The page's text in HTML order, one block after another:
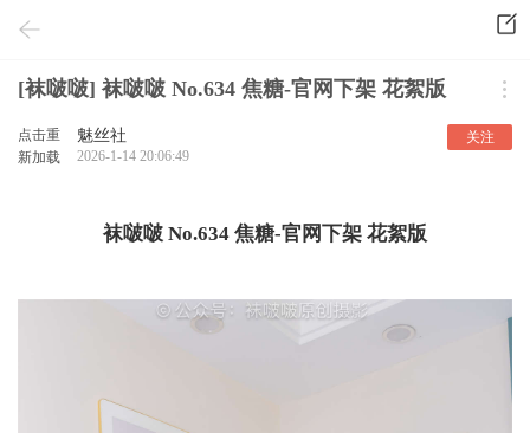
[袜啵啵] 袜啵啵 No.634 焦糖-官网下架 花絮版
点击重
新加载
魅丝社
2026-1-14 20:06:49
关注
袜啵啵 No.634 焦糖-官网下架 花絮版